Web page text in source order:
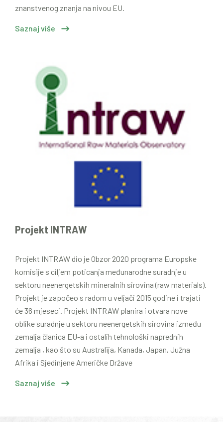
znanstvenog znanja na nivou EU.
Saznaj više
Projekt INTRAW
Projekt INTRAW dio je Obzor 2020 programa Europske
komisije s ciljem poticanja međunarodne suradnje u
sektoru neenergetskih mineralnih sirovina (raw materials).
Projekt je započeo s radom u veljači 2015 godine i trajati
će 36 mjeseci. Projekt INTRAW planira i otvara nove
oblike suradnje u sektoru neenergetskih sirovina između
zemalja članica EU-a i ostalih tehnološki naprednih
zemalja , kao što su Australija, Kanada, Japan, Južna
Afrika i Sjedinjene Američke Države
Saznaj više